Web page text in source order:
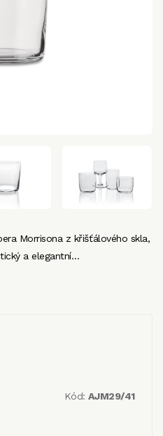
Morrisona z křišťálového skla,
a elegantní…
Kód:AJM29/41